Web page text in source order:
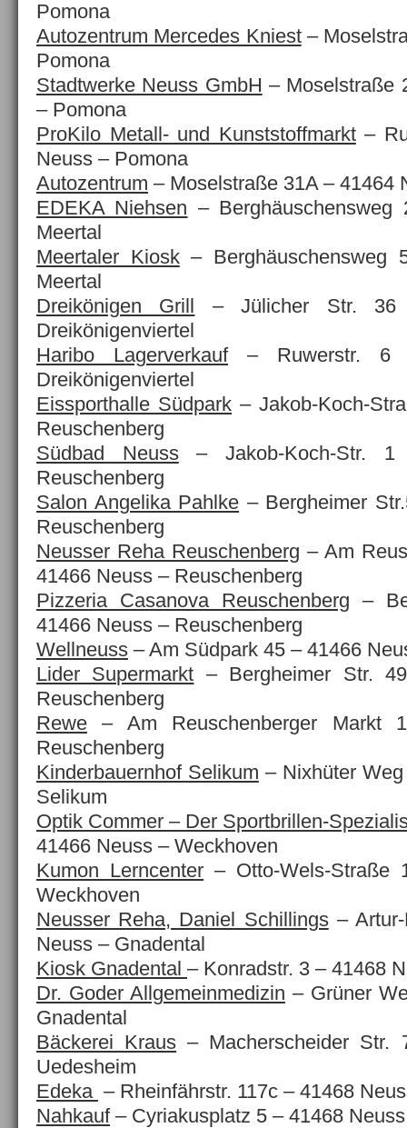
Pomona
Autozentrum Mercedes Kniest–
Pomona
Stadtwerke Neuss GmbH – Moselstraße
– Pomona
ProKilo Metall- und Kunststoffmarkt–
Neuss – Pomona
Autozentrum – Moselstraße 31A – 41464
EDEKA Niehsen –
Meertal
Meertaler Kiosk– Berghäuschensweg
Meertal
Dreikönigen Grill – Jülicher Str.
Dreikönigenviertel
Haribo Lagerverkauf– Ruwerstr. 6
Dreikönigenviertel
Eissporthalle Südpark – Jakob-Koch-
Reuschenberg
Südbad Neuss– Jakob-Koch-Str.
Reuschenberg
Salon Angelika Pahlke – Bergheimer
Reuschenberg
Neusser Reha Reuschenberg – Am
41466 Neuss – Reuschenberg
Pizzeria Casanova Reuschenberg –
41466 Neuss – Reuschenberg
Wellneuss – Am Südpark 45 – 41466
Lider Supermarkt – Bergheimer Str.
Reuschenberg
Rewe – Am Reuschenberger Markt
Reuschenberg
Kinderbauernhof Selikum – Nixhüter
Selikum
Optik Commer – Der Sportbrillen-
41466 Neuss – Weckhoven
Kumon Lerncenter – Otto-Wels-
Weckhoven
Neusser Reha, Daniel Schillings– Artur-
Neuss – Gnadental
Kiosk Gnadental – Konradstr. 3 – 41468
Dr. Goder Allgemeinmedizin – Grüner
Gnadental
Bäckerei Kraus – Macherscheider
Uedesheim
Edeka – Rheinfährstr. 117c – 41468
Nahkauf– Cyriakusplatz 5 – 41468